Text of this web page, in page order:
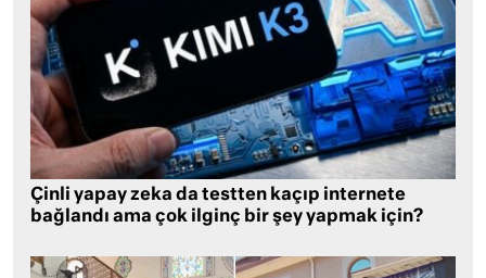
Çinli yapay zeka da testten kaçıp internete
bağlandı ama çok ilginç bir şey yapmak için?